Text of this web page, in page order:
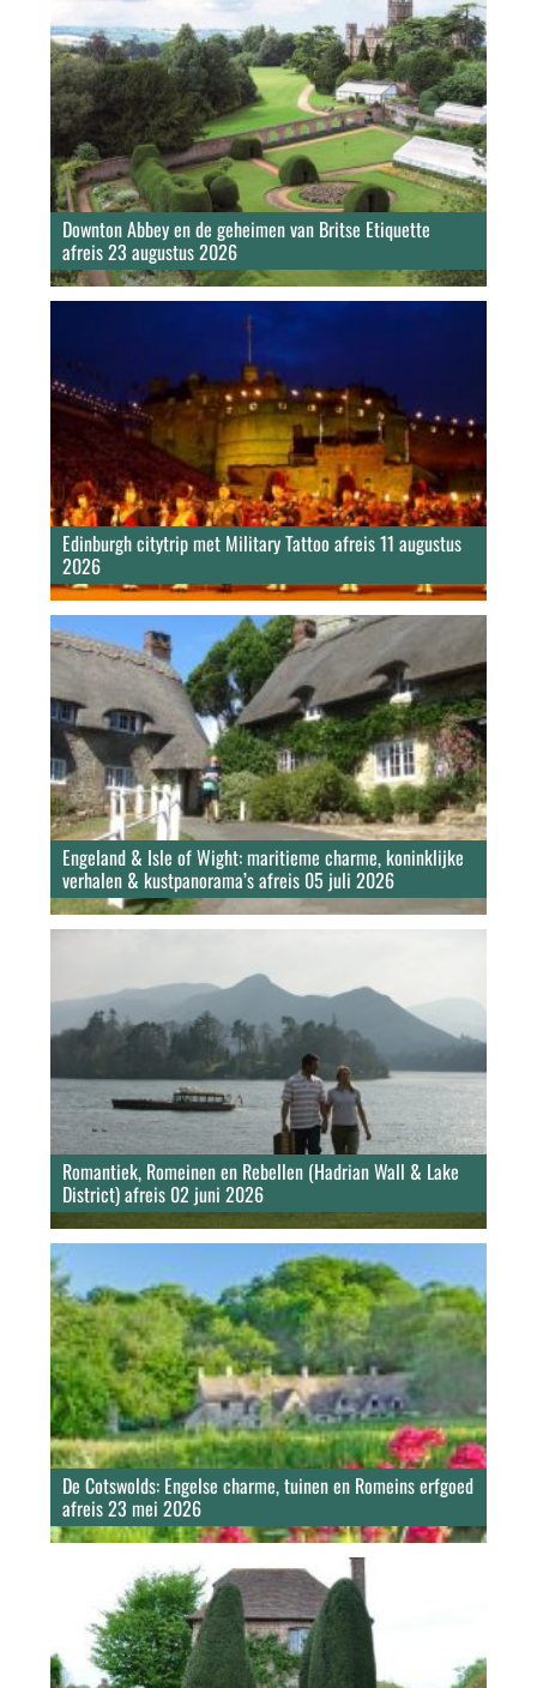
Downton Abbey en de geheimen van Britse Etiquette
afreis 23 augustus 2026
Edinburgh citytrip met Military Tattoo afreis 11 augustus
2026
Engeland & Isle of Wight: maritieme charme, koninklijke
verhalen & kustpanorama’s afreis 05 juli 2026
Romantiek, Romeinen en Rebellen (Hadrian Wall & Lake
District) afreis 02 juni 2026
De Cotswolds: Engelse charme, tuinen en Romeins erfgoed
afreis 23 mei 2026